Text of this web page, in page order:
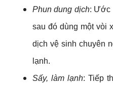
Phun dung dịch: Ước
sau đó dùng một vòi
dịch vệ sinh chuyên
lạnh.
Sấy, làm lạnh: Tiếp